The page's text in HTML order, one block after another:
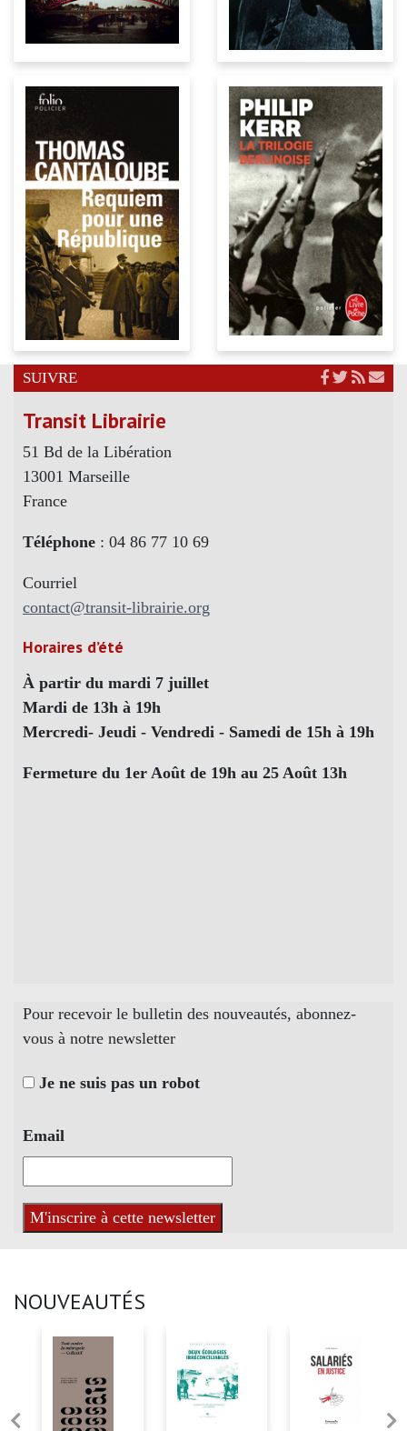
SUIVRE
Transit Librairie
51 Bd de la Libération
13001 Marseille
France
Téléphone : 04 86 77 10 69
Courriel
contact@transit-librairie.org
Horaires d’été
À partir du mardi 7 juillet
Mardi de 13h à 19h
Mercredi- Jeudi - Vendredi - Samedi de 15h à 19h
Fermeture du 1er Août de 19h au 25 Août 13h
Pour recevoir le bulletin des nouveautés, abonnez-
vous à notre newsletter
Je ne suis pas un robot
Email
NOUVEAUTÉS